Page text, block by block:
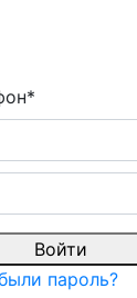
Войти
пароль?